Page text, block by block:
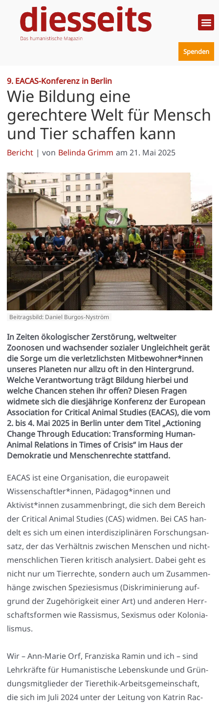
Inhalt
springen
Spenden
9. EACAS-Konferenz in Berlin
Wie Bildung eine
gerechtere Welt für Mensch
und Tier schaffen kann
Bericht | von Belinda Grimm am 21. Mai 2025
Beitragsbild: Daniel Burgos-Nyström
In Zeiten ökologischer Zerstörung, weltweiter
Zoonosen und wachsender sozialer Ungleichheit gerät
die Sorge um die verletzlichsten Mitbewohner*innen
unseres Planeten nur allzu oft in den Hintergrund.
Welche Verantwortung trägt Bildung hierbei und
welche Chancen stehen ihr offen? Diesen Fragen
widmete sich die diesjährige Konferenz der European
Association for Critical Animal Studies (EACAS), die vom
2. bis 4. Mai 2025 in Berlin unter dem Titel „Actioning
Change Through Education: Transforming Human-
Animal Relations in Times of Crisis“ im Haus der
Demokratie und Menschenrechte stattfand.
EACAS ist eine Orga­ni­sa­ti­on, die euro­pa­weit
Wissenschaftler*innen, Pädagog*innen und
Aktivist*innen zusam­men­bringt, die sich dem Bereich
der Cri­ti­cal Ani­mal Stu­dies (CAS) wid­men. Bei CAS han­
delt es sich um einen inter­dis­zi­pli­nä­ren For­schungs­an­
satz, der das Ver­hält­nis zwi­schen Men­schen und nicht­
mensch­li­chen Tie­ren kri­tisch ana­ly­siert. Dabei geht es
nicht nur um Tier­rech­te, son­dern auch um Zusam­men­
hän­ge zwi­schen Spe­zie­sis­mus (Dis­kri­mi­nie­rung auf­
grund der Zuge­hö­rig­keit einer Art) und ande­ren Herr­
schafts­for­men wie Ras­sis­mus, Sexis­mus oder Kolo­nia­
lis­mus.
Wir – Ann-Marie Orf, Fran­zis­ka Ramin und ich – sind
Lehr­kräf­te für Huma­nis­ti­sche Lebens­kun­de und Grün­
dungs­mit­glie­der der Tier­ethik-Arbeits­ge­mein­schaft,
die sich im Juli 2024 unter der Lei­tung von Kat­rin Rac­